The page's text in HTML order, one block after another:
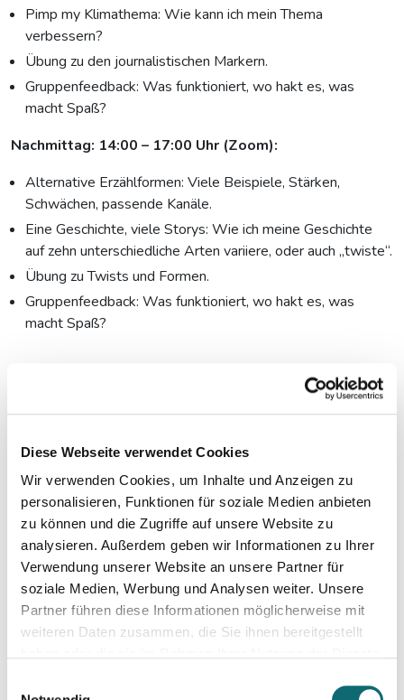
Diese Webseite verwendet Cookies
Wir verwenden Cookies, um Inhalte und Anzeigen zu
personalisieren, Funktionen für soziale Medien anbieten
zu können und die Zugriffe auf unsere Website zu
analysieren. Außerdem geben wir Informationen zu Ihrer
Verwendung unserer Website an unsere Partner für
soziale Medien, Werbung und Analysen weiter. Unsere
Partner führen diese Informationen möglicherweise mit
weiteren Daten zusammen, die Sie ihnen bereitgestellt
Pimp my Klimathema: Wie kann ich mein Thema
verbessern?
Übung zu den journalistischen Markern.
Gruppenfeedback: Was funktioniert, wo hakt es, was
macht Spaß?
Nachmittag: 14:00 – 17:00 Uhr (Zoom):
Alternative Erzählformen: Viele Beispiele, Stärken,
Schwächen, passende Kanäle.
Eine Geschichte, viele Storys: Wie ich meine Geschichte
auf zehn unterschiedliche Arten variiere, oder auch „twiste“.
Übung zu Twists und Formen.
Gruppenfeedback: Was funktioniert, wo hakt es, was
macht Spaß?
Dieses Angebot richtet sich an:
Autor:innen und Redakteur:innen aller Medien, die sich
Das müssen Sie
vorbereiten/mitbringen:
Ihren PC oder Laptop mit stabilem Wlan.
Max. Teilnehmer:innen-Zahl: 12